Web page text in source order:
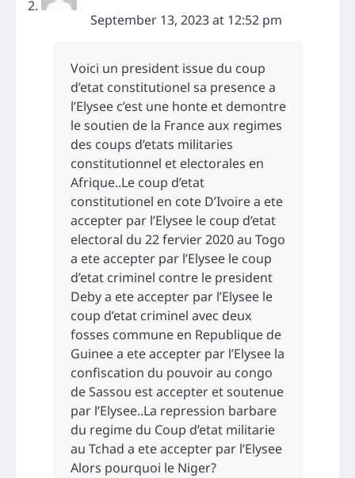
September 13, 2023 at 12:52 pm
Voici un president issue du coup
d’etat constitutionel sa presence a
l’Elysee c’est une honte et demontre
le soutien de la France aux regimes
des coups d’etats militaries
constitutionnel et electorales en
Afrique..Le coup d’etat
constitutionel en cote D’Ivoire a ete
accepter par l’Elysee le coup d’etat
electoral du 22 fervier 2020 au Togo
a ete accepter par l’Elysee le coup
d’etat criminel contre le president
Deby a ete accepter par l’Elysee le
coup d’etat criminel avec deux
fosses commune en Republique de
Guinee a ete accepter par l’Elysee la
confiscation du pouvoir au congo
de Sassou est accepter et soutenue
par l’Elysee..La repression barbare
du regime du Coup d’etat militarie
au Tchad a ete accepter par l’Elysee
Alors pourquoi le Niger?